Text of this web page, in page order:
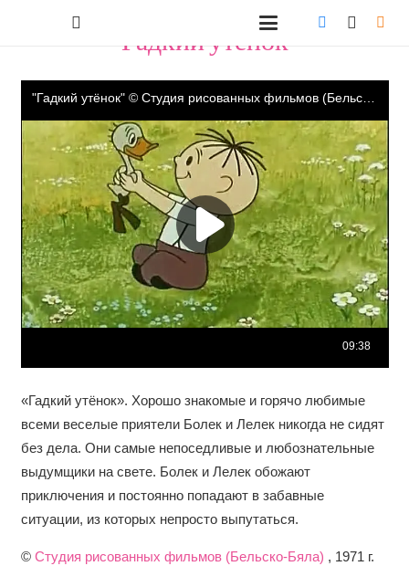
"Гадкий утёнок"
«Гадкий утёнок». Хорошо знакомые и горячо любимые
всеми веселые приятели Болек и Лелек никогда не сидят
без дела. Они самые непоседливые и любознательные
выдумщики на свете. Болек и Лелек обожают
приключения и постоянно попадают в забавные
ситуации, из которых непросто выпутаться.
© Студия рисованных фильмов (Бельско-Бяла) , 1971 г.